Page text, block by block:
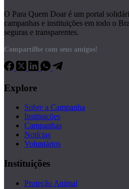
O Para Quem Doar é um portal
campanhas e instituições em todo o
seguras e transparentes.
Compartilhe com seus amigos!
Explore
Sobre a Campanha
Instituições
Campanhas
Notícias
Voluntários
Instituições
Proteção Animal